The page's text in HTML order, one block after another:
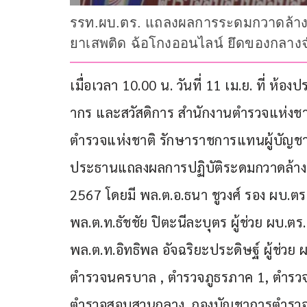
รรท.ผบ.ตร. แถลงผลการระดมกวาดล้
ยาเสพติด ฉ้อโกงออนไลน์ ยึดของกลา
เมื่อเวลา 10.00 น. วันที่ 11 เม.ย. ที่ ห้อ
ากร และสวัสดิการ สำนักงานตำรวจแห่
ตำรวจแห่งชาติ รักษาราชการแทนผู้บัญช
ประธานแถลงผลการปฏิบัติระดมกวาดล้
2567 โดยมี พล.ต.อ.ธนา ชูวงศ์ รอง ผบ.
พล.ต.ท.ธัชชัย ปิตะนีละบุตร ผู้ช่วย ผบ.ต
พล.ต.ท.อิทธิพล อัจฉริยะประดิษฐ์ ผู้ช่วย
ตำรวจนครบาล , ตำรวจภูธรภาค 1, ตำร